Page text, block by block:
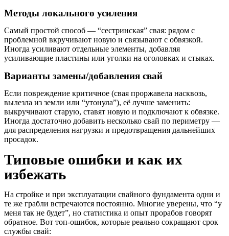
Методы локального усиления
Самый простой способ — “сестринская” свая: рядом с
проблемной вкручивают новую и связывают с обвязкой.
Иногда усиливают отдельные элементы, добавляя
усиливающие пластины или уголки на оголовках и стыках.
Варианты замены/добавления свай
Если повреждение критичное (свая проржавела насквозь,
вылезла из земли или “утонула”), её лучше заменить:
выкручивают старую, ставят новую и подключают к обвязке.
Иногда достаточно добавить несколько свай по периметру —
для распределения нагрузки и предотвращения дальнейших
просадок.
Типовые ошибки и как их
избежать
На стройке и при эксплуатации свайного фундамента одни и
те же грабли встречаются постоянно. Многие уверены, что “у
меня так не будет”, но статистика и опыт прорабов говорят
обратное. Вот топ-ошибок, которые реально сокращают срок
службы свай: